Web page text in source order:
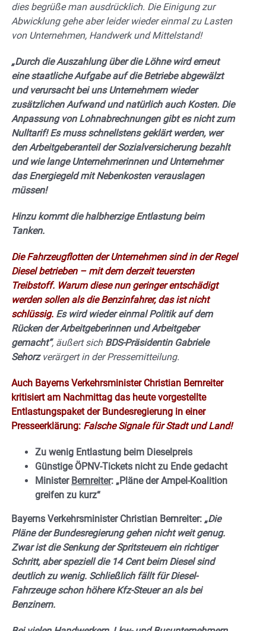
dies begrüße man ausdrücklich. Die Einigung zur
Abwicklung gehe aber leider wieder einmal zu Lasten
von Unternehmen, Handwerk und Mittelstand!
„Durch die Auszahlung über die Löhne wird erneut
eine staatliche Aufgabe auf die Betriebe abgewälzt
und verursacht bei uns Unternehmern wieder
zusätzlichen Aufwand und natürlich auch Kosten. Die
Anpassung von Lohnabrechnungen gibt es nicht zum
Nulltarif! Es muss schnellstens geklärt werden, wer
den Arbeitgeberanteil der Sozialversicherung bezahlt
und wie lange Unternehmerinnen und Unternehmer
das Energiegeld mit Nebenkosten verauslagen
müssen!
Hinzu kommt die halbherzige Entlastung beim
Tanken.
Die Fahrzeugflotten der Unternehmen sind in der Regel
Diesel betrieben – mit dem derzeit teuersten
Treibstoff. Warum diese nun geringer entschädigt
werden sollen als die Benzinfahrer, das ist nicht
schlüssig. Es wird wieder einmal Politik auf dem
Rücken der Arbeitgeberinnen und Arbeitgeber
gemacht“, äußert sich BDS-Präsidentin Gabriele
Sehorzverärgert in der Pressemitteilung.
Auch Bayerns Verkehrsminister Christian Bernreiter
kritisiert am Nachmittag das heute vorgestellte
Entlastungspaket der Bundesregierung in einer
Presseerklärung: Falsche Signale für Stadt und Land!
Zu wenig Entlastung beim Dieselpreis
Günstige ÖPNV-Tickets nicht zu Ende gedacht
Minister Bernreiter: „Pläne der Ampel-Koalition
greifen zu kurz“
Bayerns Verkehrsminister Christian Bernreiter: „Die
Pläne der Bundesregierung gehen nicht weit genug.
Zwar ist die Senkung der Spritsteuern ein richtiger
Schritt, aber speziell die 14 Cent beim Diesel sind
deutlich zu wenig. Schließlich fällt für Diesel-
Fahrzeuge schon höhere Kfz-Steuer an als bei
Benzinern.